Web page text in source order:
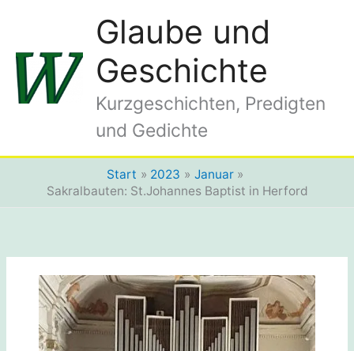
springen
Glaube und
Geschichte
Kurzgeschichten, Predigten
und Gedichte
Start 2023
Januar
Sakralbauten: St.Johannes Baptist in Herford